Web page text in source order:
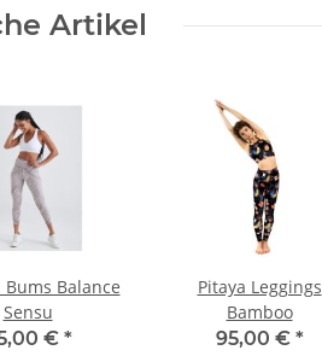
Artikel
Bums Balance
Sensu
€ *
Pitaya Leggings
Bamboo
95,00 € *